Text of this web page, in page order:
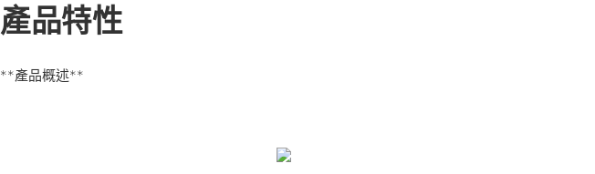
產品特性
**產品概述**